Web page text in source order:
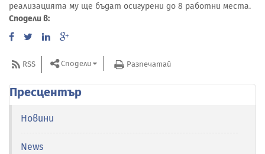
реализацията му ще бъдат осигурени до 8 работни места.
Сподели в:
RSS Сподели Разпечатай
Пресцентър
Новини
News